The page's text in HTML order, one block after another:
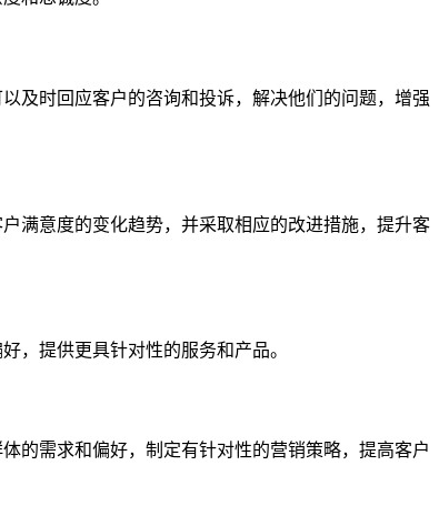
及时回应客户的咨询和投诉，解决他们的问题，增强
满意度的变化趋势，并采取相应的改进措施，提升客
，提供更具针对性的服务和产品。
的需求和偏好，制定有针对性的营销策略，提高客户